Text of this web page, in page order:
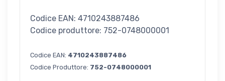
Codice EAN: 4710243887486
Codice produttore: 752-0748000001
Codice EAN: 4710243887486
Codice Produttore: 752-0748000001